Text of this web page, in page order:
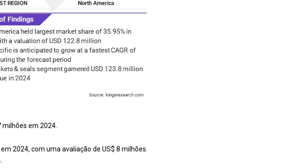
em 2024.
2024, com uma avaliação de US$ 8 milhões.